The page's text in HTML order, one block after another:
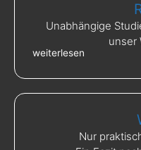
Unabhängige
unser
weiterlesen
Nur